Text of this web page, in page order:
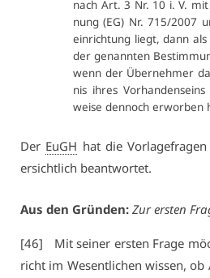
nach Art. 3 Nr. 10 i. V.
nung (EG) Nr. 715/2007
ein­rich­tung liegt, dann
der ge­nann­ten
wenn der Über­neh­mer
nis ih­res
wei­se den­noch er­wor­ben
Der EuGH hat die
er­sicht­lich be­ant­wor­tet.
Aus den Grün­den: Zur ers­ten
[46] Mit sei­ner ers­ten Fra­ge
richt im We­sent­li­chen wis­sen,